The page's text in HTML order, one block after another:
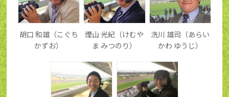
胡口 和雄（こぐち
かずお）
煙山 光紀（けむや
ま みつのり）
洗川 雄司（あらい
かわ ゆうじ）